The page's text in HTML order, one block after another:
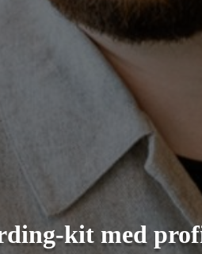
kit med